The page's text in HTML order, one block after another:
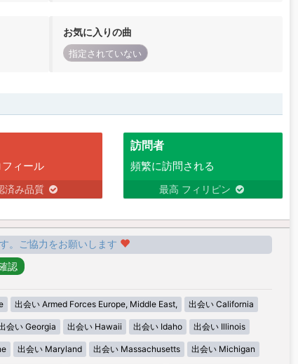
お気に入りの曲
指定されていない
ィール
済み品質
訪問者
頻繁に訪問される
最高 フィリピン
。ご協力をお願いします
出会い Armed Forces Europe, Middle East, 出会い California
会い Georgia 出会い Hawaii 出会い Idaho 出会い Illinois
出会い Maryland 出会い Massachusetts 出会い Michigan